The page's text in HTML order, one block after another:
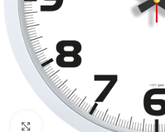
Click to enlarge